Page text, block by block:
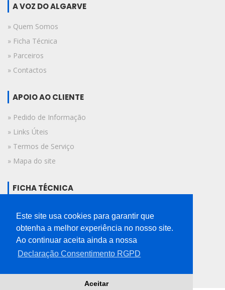
A VOZ DO ALGARVE
» Quem Somos
» Ficha Técnica
» Parceiros
» Contactos
APOIO AO CLIENTE
» Pedido de Informação
» Links Úteis
» Termos de Serviço
» Mapa do site
FICHA TÉCNICA
Todos os direitos reservados.
Este site usa cookies para garantir que
obtenha a melhor experiência no nosso site.
Ao continuar aceita ainda a nossa
Declaração Consentimento RGPD
Aceitar